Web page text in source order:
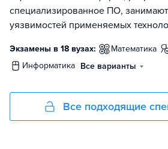
специализированное ПО,
уязвимостей применяемых
Экзамены в 18 вузах: математика
информатика Все варианты
Все подходящие